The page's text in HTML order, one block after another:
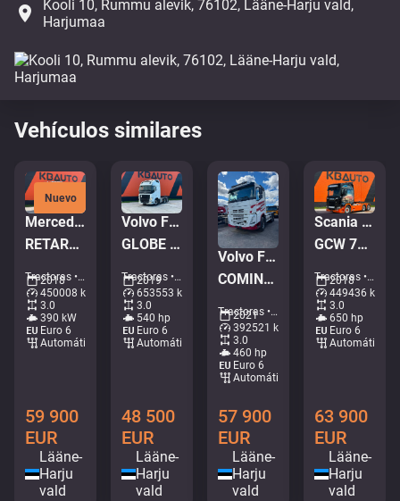
place
Kooli 10, Rummu alevik, 76102, Lääne-Harju vald,
Harjumaa
Vehículos similares
Nuevo
Mercedes-Benz Actros 2653 6x2
RETARDER / DOUBLE BOGIE / GIGASPACE
Tractoras • M237-5168
2018
450008 km
3.0
390 kW
Euro 6
Automático
59 900
EUR
Lääne-
Harju
vald
Volvo FH 540 6x2
GLOBE XL / DOUBLE BOGIE
Tractoras • M287-7719
2019
653553 km
3.0
540 hp
Euro 6
Automático
48 500
EUR
Lääne-
Harju
vald
Volvo FH 460 6x4
COMING IN TWO WEEKS / LNG / HYDRAULICS / RETARDER / TANDEM AXLE LIFT
Tractoras • M288-9761
2021
392521 km
3.0
460 hp
Euro 6
Automático
57 900
EUR
Lääne-
Harju
vald
Scania R 650 6x4
GCW 78 ton / RETARDER
Tractoras • M671-4845
2018
449436 km
3.0
650 hp
Euro 6
Automático
63 900
EUR
Lääne-
Harju
vald